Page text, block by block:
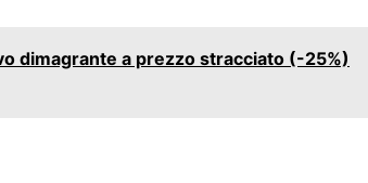
dimagrante a prezzo stracciato (-25%)